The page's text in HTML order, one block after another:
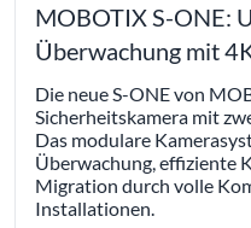
MOBOTIX S-ONE:
Überwachung mit
Die neue S-ONE von
Sicherheitskamera mit
Das modulare
Überwachung, effiziente
Migration durch volle
Installationen.